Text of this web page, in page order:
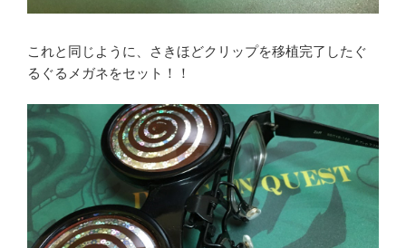
これと同じように、さきほどクリップを移植完了したぐ
るぐるメガネをセット！！